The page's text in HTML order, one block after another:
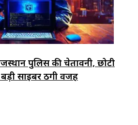
पुलिस की चेतावनी, छोटी
साइबर ठगी वजह